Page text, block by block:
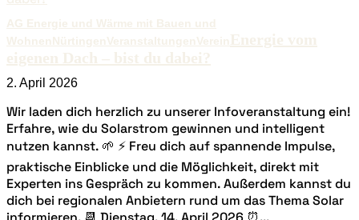
AG Energie und Wärme mit Bauen und
WohnenNürtingenVeranstaltungenVerein Energie vom
eigenen Dach – bist du dabei?
2. April 2026
Wir laden dich herzlich zu unserer Infoveranstaltung ein!
Erfahre, wie du Solarstrom gewinnen und intelligent
nutzen kannst. 🌱 ⚡️ Freu dich auf spannende Impulse,
praktische Einblicke und die Möglichkeit, direkt mit
Experten ins Gespräch zu kommen. Außerdem kannst du
dich bei regionalen Anbietern rund um das Thema Solar